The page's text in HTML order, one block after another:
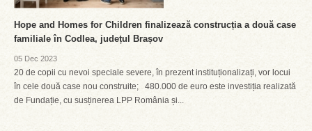
Hope and Homes for Children finalizează construcția a două case
familiale în Codlea, județul Brașov
05 Dec 2023
20 de copii cu nevoi speciale severe, în prezent instituționalizați, vor locui
în cele două case nou construite; 480.000 de euro este investiția realizată
de Fundație, cu susținerea LPP România și...